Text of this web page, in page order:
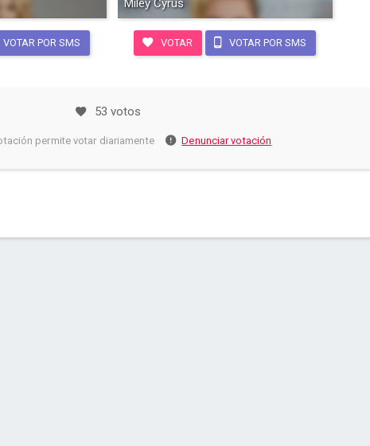
VOTAR POR SMS
Miley Cyrus
VOTAR VOTAR POR SMS
53 votos
permite votar diariamente Denunciar votación